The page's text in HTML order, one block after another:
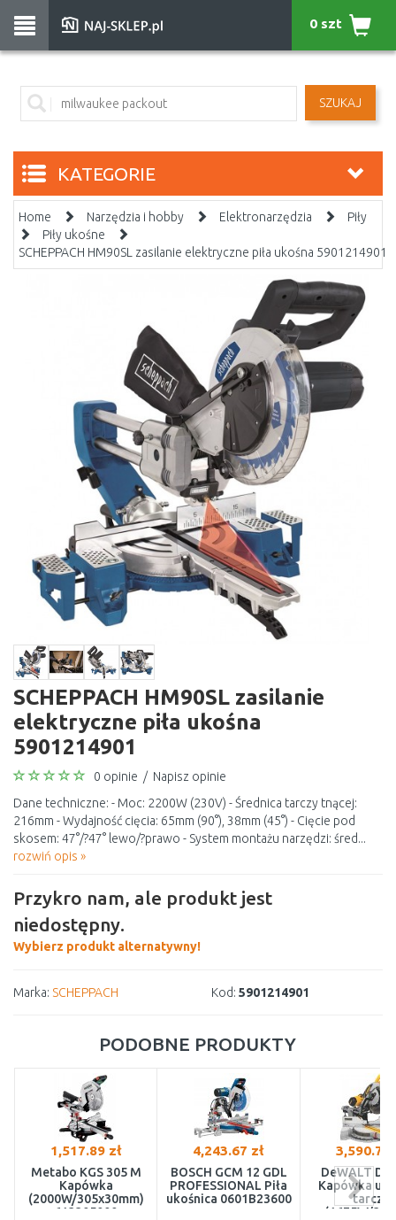
SZUKAJ
0 szt
KATEGORIE
Home Narzędzia i hobby Elektronarzędzia
Piły
Piły ukośne
SCHEPPACH HM90SL zasilanie elektryczne piła ukośna 5901214901
SCHEPPACH HM90SL zasilanie
elektryczne piła ukośna
5901214901
0 opinie / Napisz opinie
Dane techniczne: - Moc: 2200W (230V) - Średnica tarczy tnącej:
216mm - Wydajność cięcia: 65mm (90°), 38mm (45°) - Cięcie pod
skosem: 47°/?47° lewo/?prawo - System montażu narzędzi: śred...
rozwiń opis »
Przykro nam, ale produkt jest
niedostępny.
Wybierz produkt alternatywny!
Marka: SCHEPPACH Kod: 5901214901
PODOBNE PRODUKTY
1,517.89 zł
Metabo KGS 305 M
Kapówka
(2000W/305x30mm)
613305000
4,243.67 zł
BOSCH GCM 12 GDL
PROFESSIONAL Piła
ukośnica 0601B23600
3,590.73
DeWALT
Kapówka
tarcza
(1675W/